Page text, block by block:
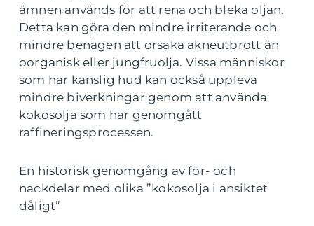
ämnen används för att rena och bleka oljan.
Detta kan göra den mindre irriterande och
mindre benägen att orsaka akneutbrott än
oorganisk eller jungfruolja. Vissa människor
som har känslig hud kan också uppleva
mindre biverkningar genom att använda
kokosolja som har genomgått
raffineringsprocessen.
En historisk genomgång av för- och
nackdelar med olika ”kokosolja i ansiktet
dåligt”